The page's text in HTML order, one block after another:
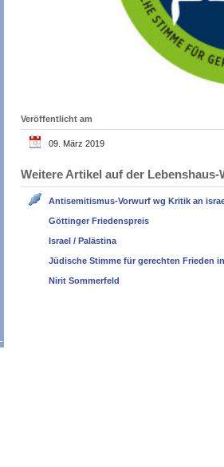
Veröffentlicht am
09. März 2019
Weitere Artikel auf der
Antisemitismus-Vorwurf wg Kritik an
Göttinger Friedenspreis
Israel / Palästina
Jüdische Stimme für gerechten Frieden
Nirit Sommerfeld